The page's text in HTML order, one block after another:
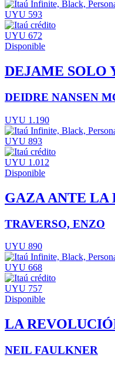
UYU 593
UYU 672
Disponible
DEJAME SOLO
DEIDRE NANSEN
UYU 1.190
UYU 893
UYU 1.012
Disponible
GAZA ANTE LA
TRAVERSO, ENZO
UYU 890
UYU 668
UYU 757
Disponible
LA
NEIL FAULKNER